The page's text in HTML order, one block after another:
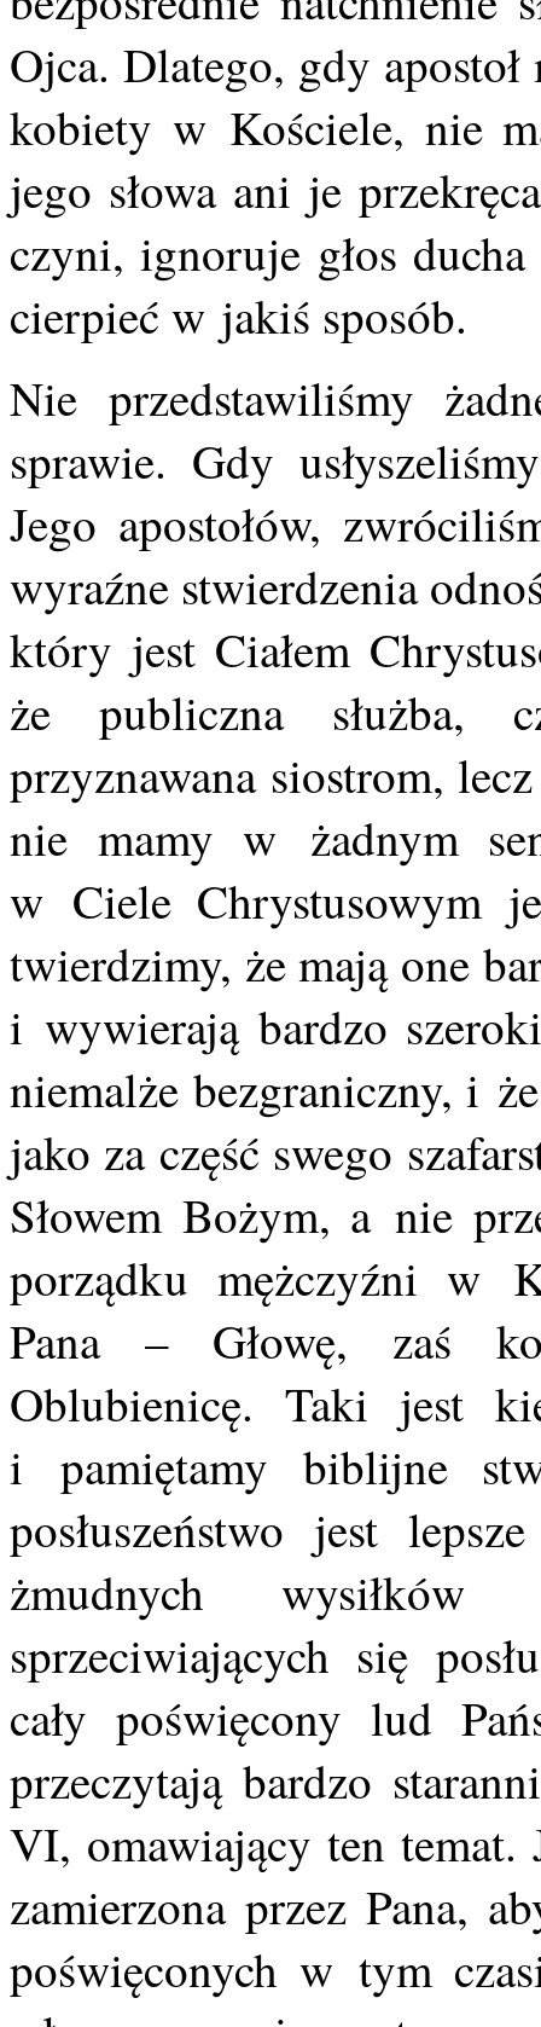
Ojca. Dlatego, gdy
kobiety w Kościele, nie
jego słowa ani je
czyni, ignoruje głos
cierpieć w jakiś sposób.
Nie przedstawiliśmy
sprawie. Gdy
Jego apostołów,
wyraźne stwierdzenia
który jest Ciałem
że publiczna służba,
przyznawana siostrom,
nie mamy w żadnym
w Ciele Chrystusowym
twierdzimy, że mają one
i wywierają bardzo
niemalże bezgraniczny, i
jako za część swego
Słowem Bożym, a nie
porządku mężczyźni w
Pana – Głowę, zaś
Oblubienicę. Taki jest
i pamiętamy biblijne
posłuszeństwo jest
żmudnych wysiłków
sprzeciwiających się
cały poświęcony lud
przeczytają bardzo
VI, omawiający ten temat.
zamierzona przez Pana,
poświęconych w tym